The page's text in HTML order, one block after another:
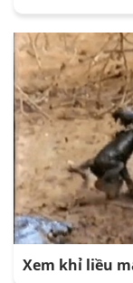
Xem khỉ liều